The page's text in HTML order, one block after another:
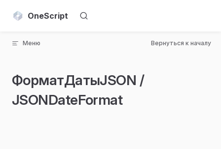
Skip to content
OneScript
Меню Вернуться к началу
ФорматДатыJSON /
JSONDateFormat